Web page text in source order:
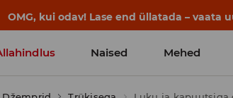
TO SCHOOL📒Parimad lood algavad juba
Naised Mehed